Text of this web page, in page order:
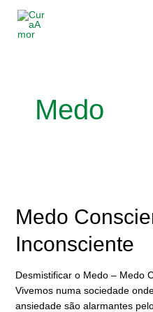
content
Medo
Medo
Inconsciente
Desmistificar o Medo – Medo
Vivemos numa sociedade
ansiedade são alarmantes
e
Inconsciente